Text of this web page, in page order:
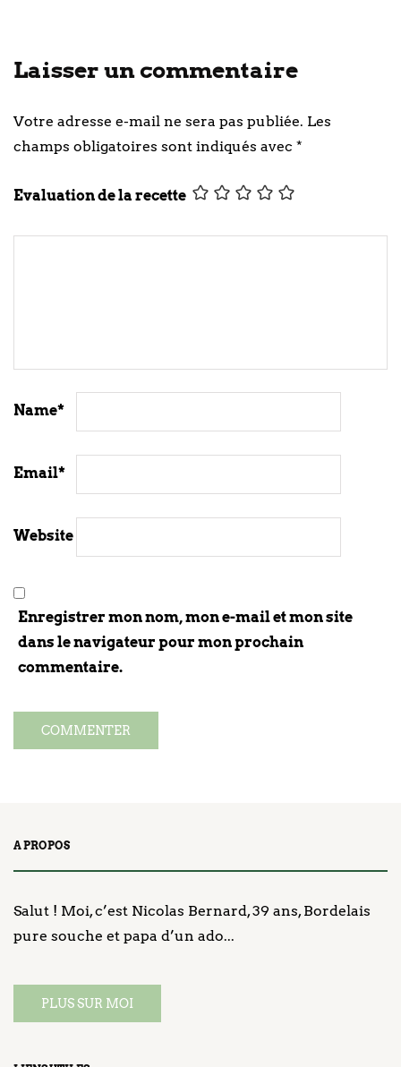
Laisser un commentaire
Votre adresse e-mail ne sera pas publiée. Les
champs obligatoires sont indiqués avec *
Evaluation de la recette
Name*
Email*
Website
Enregistrer mon nom, mon e-mail et mon site
dans le navigateur pour mon prochain
commentaire.
A PROPOS
Salut ! Moi, c’est Nicolas Bernard, 39 ans, Bordelais
pure souche et papa d’un ado...
PLUS SUR MOI